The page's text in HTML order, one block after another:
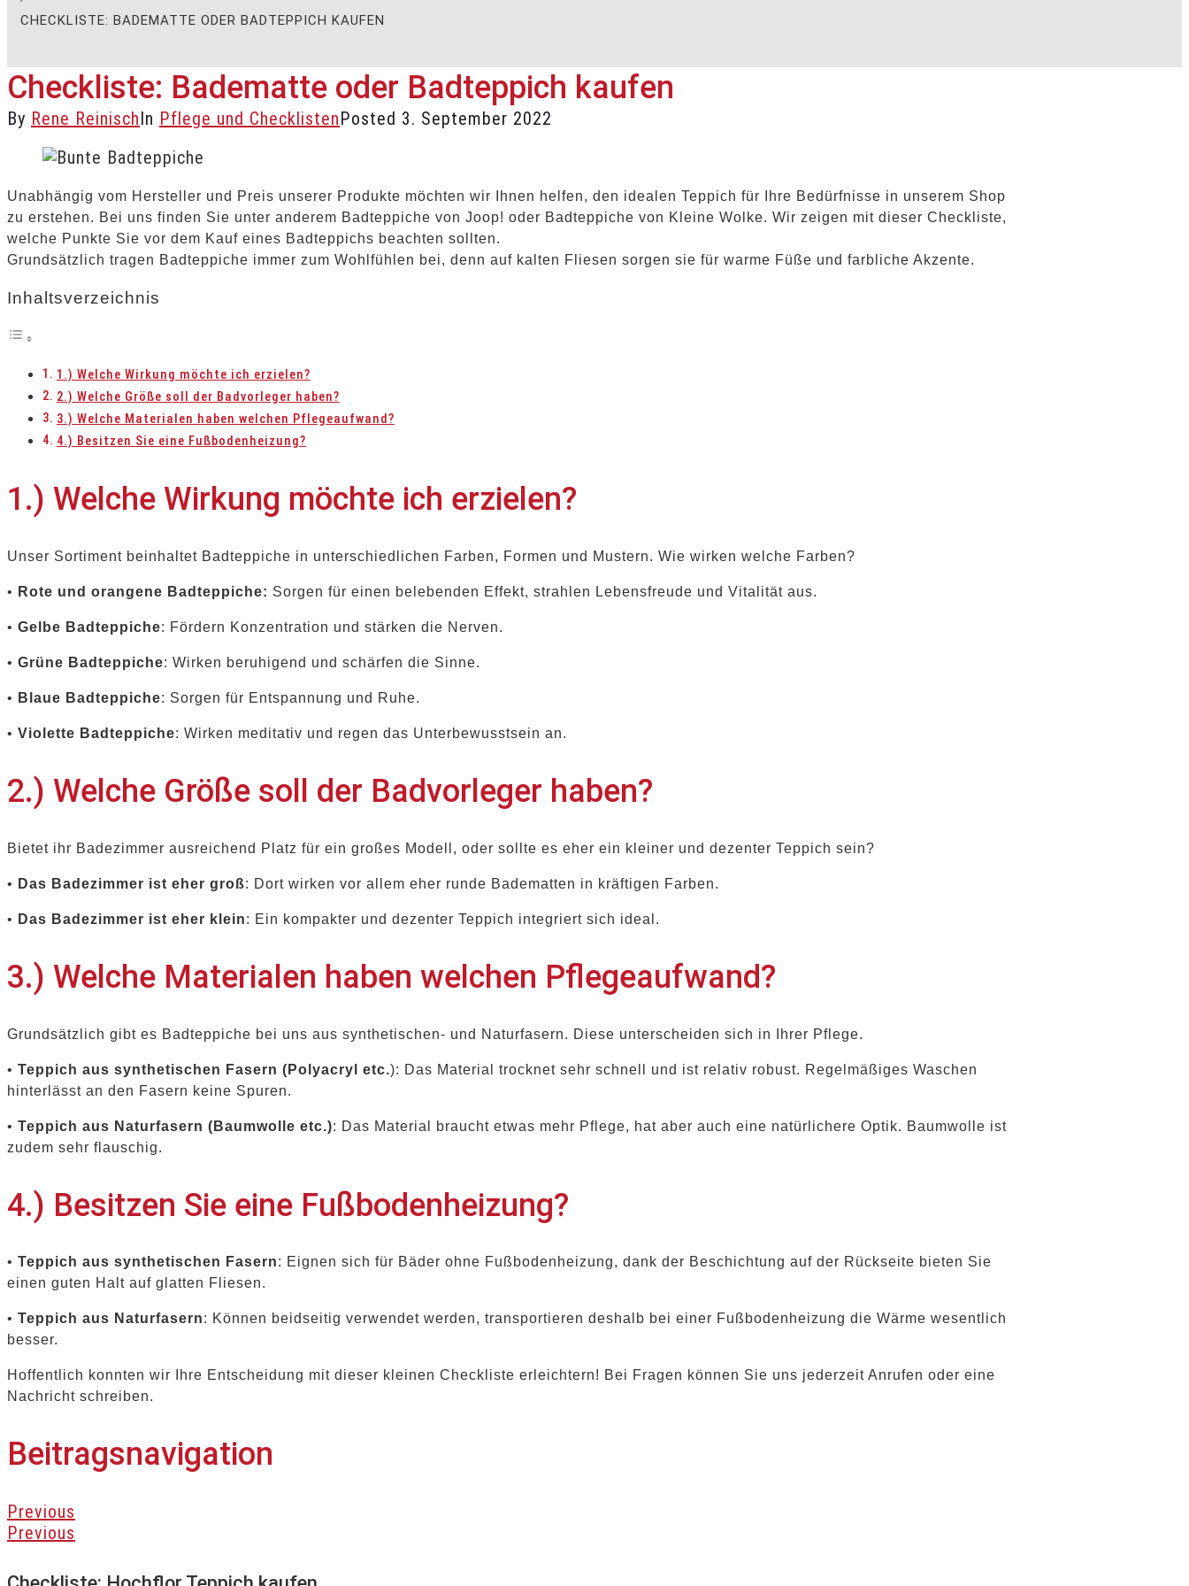
CHECKLISTE: BADEMATTE ODER BADTEPPICH KAUFEN
Checkliste: Badematte oder Badteppich kaufen
By Rene ReinischIn Pflege und ChecklistenPosted 3. September 2022
Unabhängig vom Hersteller und Preis unserer Produkte möchten wir Ihnen helfen, den idealen Teppich für Ihre Bedürfnisse in unserem Shop
zu erstehen. Bei uns finden Sie unter anderem Badteppiche von Joop! oder Badteppiche von Kleine Wolke. Wir zeigen mit dieser Checkliste,
welche Punkte Sie vor dem Kauf eines Badteppichs beachten sollten.
Grundsätzlich tragen Badteppiche immer zum Wohlfühlen bei, denn auf kalten Fliesen sorgen sie für warme Füße und farbliche Akzente.
Inhaltsverzeichnis
1.) Welche Wirkung möchte ich erzielen?
2.) Welche Größe soll der Badvorleger haben?
3.) Welche Materialen haben welchen Pflegeaufwand?
4.) Besitzen Sie eine Fußbodenheizung?
1.) Welche Wirkung möchte ich erzielen?
Unser Sortiment beinhaltet Badteppiche in unterschiedlichen Farben, Formen und Mustern. Wie wirken welche Farben?
• Rote und orangene Badteppiche: Sorgen für einen belebenden Effekt, strahlen Lebensfreude und Vitalität aus.
• Gelbe Badteppiche: Fördern Konzentration und stärken die Nerven.
• Grüne Badteppiche: Wirken beruhigend und schärfen die Sinne.
• Blaue Badteppiche: Sorgen für Entspannung und Ruhe.
• Violette Badteppiche: Wirken meditativ und regen das Unterbewusstsein an.
2.) Welche Größe soll der Badvorleger haben?
Bietet ihr Badezimmer ausreichend Platz für ein großes Modell, oder sollte es eher ein kleiner und dezenter Teppich sein?
• Das Badezimmer ist eher groß: Dort wirken vor allem eher runde Badematten in kräftigen Farben.
• Das Badezimmer ist eher klein: Ein kompakter und dezenter Teppich integriert sich ideal.
3.) Welche Materialen haben welchen Pflegeaufwand?
Grundsätzlich gibt es Badteppiche bei uns aus synthetischen- und Naturfasern. Diese unterscheiden sich in Ihrer Pflege.
• Teppich aus synthetischen Fasern (Polyacryl etc.): Das Material trocknet sehr schnell und ist relativ robust. Regelmäßiges Waschen
hinterlässt an den Fasern keine Spuren.
• Teppich aus Naturfasern (Baumwolle etc.): Das Material braucht etwas mehr Pflege, hat aber auch eine natürlichere Optik. Baumwolle ist
zudem sehr flauschig.
4.) Besitzen Sie eine Fußbodenheizung?
• Teppich aus synthetischen Fasern: Eignen sich für Bäder ohne Fußbodenheizung, dank der Beschichtung auf der Rückseite bieten Sie
einen guten Halt auf glatten Fliesen.
• Teppich aus Naturfasern: Können beidseitig verwendet werden, transportieren deshalb bei einer Fußbodenheizung die Wärme wesentlich
besser.
Hoffentlich konnten wir Ihre Entscheidung mit dieser kleinen Checkliste erleichtern! Bei Fragen können Sie uns jederzeit Anrufen oder eine
Nachricht schreiben.
Beitragsnavigation
Previous
Previous